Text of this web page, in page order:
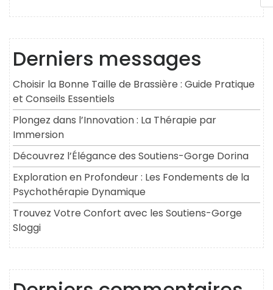
Derniers messages
Choisir la Bonne Taille de Brassière : Guide Pratique
et Conseils Essentiels
Plongez dans l’Innovation : La Thérapie par
Immersion
Découvrez l’Élégance des Soutiens-Gorge Dorina
Exploration en Profondeur : Les Fondements de la
Psychothérapie Dynamique
Trouvez Votre Confort avec les Soutiens-Gorge
Sloggi